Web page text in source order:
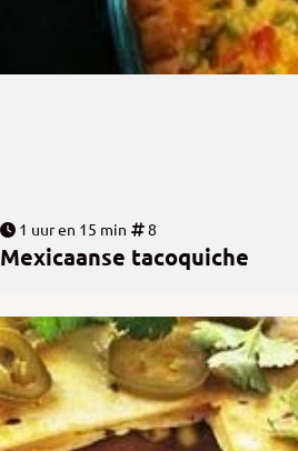
1 uur en 15 min 8
Mexicaanse tacoquiche